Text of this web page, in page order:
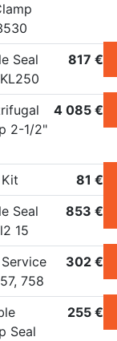
Seal
817 €
2-1/2"
4 085 €
81 €
Seal
15
853 €
758
302 €
Seal
255 €